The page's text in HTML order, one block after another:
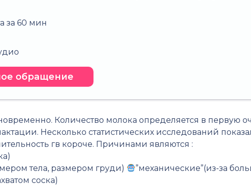
за 60 мин
обращение
Количество молока определяется в первую
Несколько статистических исследований
гв короче. Причинами являются :
тела, размером груди)
”механические”(из-за
соска)